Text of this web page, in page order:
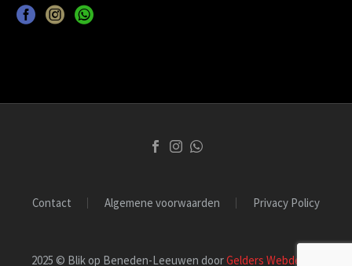
Contact Algemene voorwaarden Privacy Policy
2025 © Blik op Beneden-Leeuwen doorGelders Webdesign